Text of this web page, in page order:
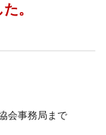
。
会事務局まで